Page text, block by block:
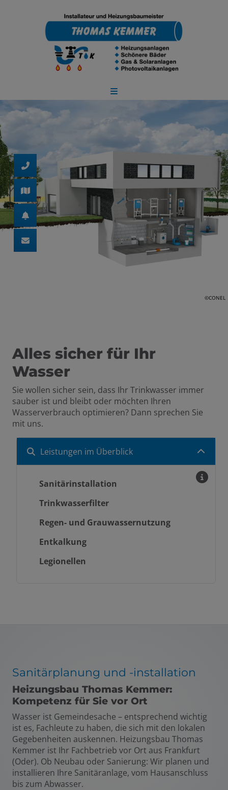
©CONEL
Alles sicher für Ihr
Wasser
Sie wollen sicher sein, dass Ihr Trinkwasser immer
sauber ist und bleibt oder möchten Ihren
Wasserverbrauch optimieren? Dann sprechen Sie
mit uns.
Leistungen im Überblick
Sanitärinstallation
Trinkwasserfilter
Regen- und Grauwassernutzung
Entkalkung
Legionellen
Sanitärplanung und -installation
Heizungsbau Thomas Kemmer:
Kompetenz für Sie vor Ort
Wasser ist Gemeindesache – entsprechend wichtig
ist es, Fachleute zu haben, die sich mit den lokalen
Gegebenheiten auskennen. Heizungsbau Thomas
Kemmer ist Ihr Fachbetrieb vor Ort aus Frankfurt
(Oder). Ob Neubau oder Sanierung: Wir planen und
installieren Ihre Sanitäranlage, vom Hausanschluss
bis zum Abwasser.
schließen
schließen
schließen